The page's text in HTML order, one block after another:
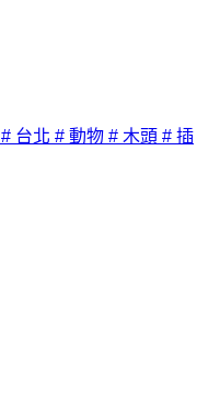
# 台北 # 動物 # 木頭 # 插